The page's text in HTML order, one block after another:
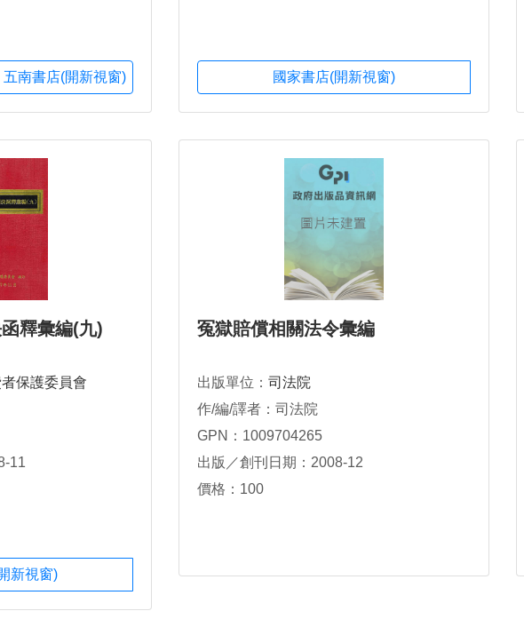
五南書店(開新視窗) 國家書店(開新視窗)
釋彙編(九)
保護委員會
11
新視窗)
冤獄賠償相關法令彙編
出版單位： 司法院
作/編/譯者：司法院
GPN：1009704265
出版／創刊日期：2008-12
價格：100